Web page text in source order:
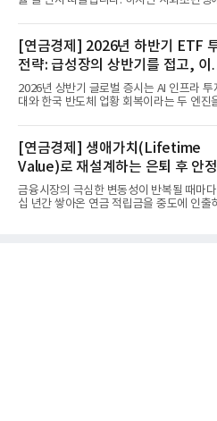
[연금경제] 2026년 하반기 ETF
전략: 급성장의 상반기를 접고, 이
'실적'이 가르는 하반기를 맞다
2026년 상반기 글로벌 증시는 AI 인프라 투
대와 한국 반도체 업황 회복이라는 두 엔진
[연금경제] 생애가치(Lifetime
Value)로 재설계하는 은퇴 후 안
생활보장과 평생소득 전략
금융시장의 극심한 변동성이 반복될 때마
십 년간 쌓아온 연금 적립금을 중도에 인출